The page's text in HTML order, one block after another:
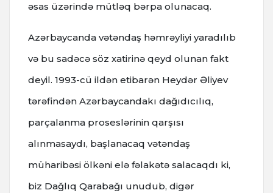
əsas üzərində mütləq bərpa olunacaq.
Azərbaycanda vətəndaş həmrəyliyi yaradılıb
və bu sadəcə söz xatirinə qeyd olunan fakt
deyil. 1993-cü ildən etibarən Heydər Əliyev
tərəfindən Azərbaycandakı dağıdıcılıq,
parçalanma proseslərinin qarşısı
alınmasaydı, başlanacaq vətəndaş
müharibəsi ölkəni elə fəlakətə salacaqdı ki,
biz Dağlıq Qarabağı unudub, digər